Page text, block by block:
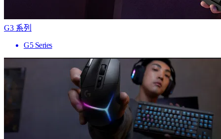
G3 系列
G5 Series